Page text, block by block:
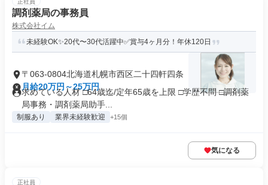
正社員
調剤薬局の事務員
株式会社イム
未経験OK✨20代〜30代活躍中✅賞与4ヶ月分！年休120日
〒063-0804北海道札幌市西区二十四軒四条
月給20万円～25万円
求めている人材 □64歳迄/定年65歳を上限 □学歴不問 □調剤薬
局事務・調剤薬局助手...
制服あり 業界未経験歓迎 +15個
気になる
正社員